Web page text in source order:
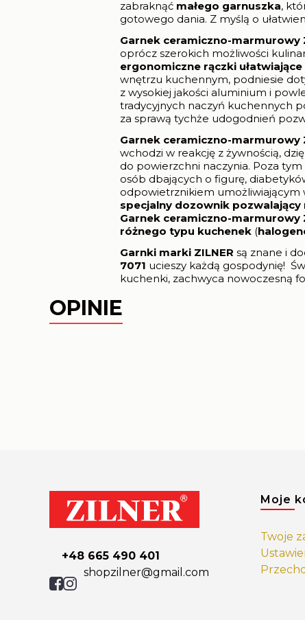
zabraknąć małego garnuszka,
gotowego dania. Z myślą o
Garnek ceramiczno-marmurowy
oprócz szerokich możliwości
ergonomiczne rączki
wnętrzu kuchennym, podniesie
z wysokiej jakości aluminium i
tradycyjnych naczyń kuchennych
za sprawą tychże udogodnień
Garnek ceramiczno-marmurowy
wchodzi w reakcję z żywnością,
do powierzchni naczynia. Poza
osób dbających o figurę,
odpowietrznikiem
specjalny dozownik
Garnek ceramiczno-marmurowy
różnego typu kuchenek(
Garnki marki ZILNER są znane i
7071 ucieszy każdą gospodynię!
kuchenki, zachwyca nowoczesną
OPINIE
+48 665 490 401
shopzilner@gmail.com
Linki
Moje
Twoje